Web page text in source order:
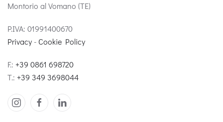
Montorio al Vomano (TE)
P.IVA: 01991400670
Privacy - Cookie Policy
F.: +39 0861 698720
T.: +39 349 3698044